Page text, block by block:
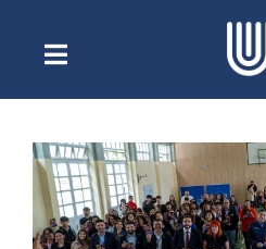
contenidoToggle
NavigationEscuchar Radio
Quiénes